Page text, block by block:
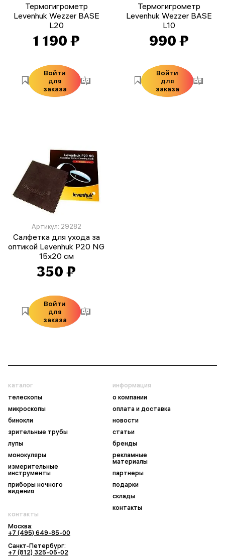
Термогигрометр
Levenhuk Wezzer BASE
L20
1 190 ₽
Войти
для
заказа
Термогигрометр
Levenhuk Wezzer BASE
L10
990 ₽
Войти
для
заказа
Артикул: 29282
Салфетка для ухода за
оптикой Levenhuk P20 NG
15x20 см
350 ₽
Войти
для
заказа
каталог
телескопы
микроскопы
бинокли
зрительные трубы
лупы
монокуляры
измерительные
инструменты
приборы ночного
видения
информация
о компании
оплата и доставка
новости
статьи
бренды
рекламные
материалы
партнеры
подарки
склады
контакты
контакты
Москва:
+7 (495) 649-85-00
Санкт-Петербург:
+7 (812) 325-05-02